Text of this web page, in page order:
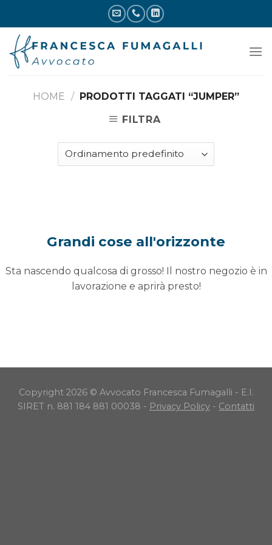
content
HOME / PRODOTTI TAGGATI “JUMPER”
FILTRA
Grandi cose all'orizzonte
Sta nascendo qualcosa di grosso! Il nostro negozio è in
lavorazione e aprirà presto!
Copyright 2026 © Avvocato Francesca Fumagalli - E.I.
SIRET n. 881 184 881 00038 - Privacy Policy - Contatti